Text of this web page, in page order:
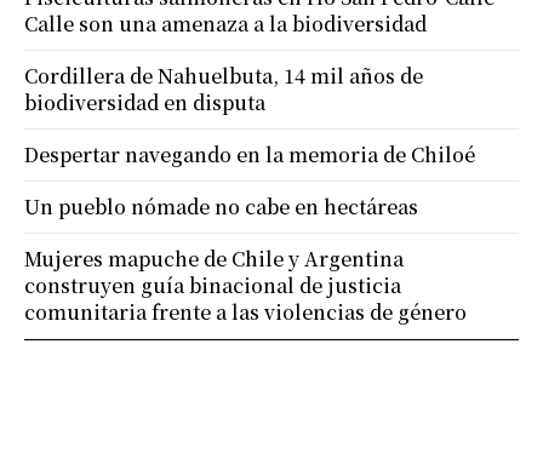
Calle son una amenaza a la biodiversidad
Cordillera de Nahuelbuta, 14 mil años de
biodiversidad en disputa
Despertar navegando en la memoria de Chiloé
Un pueblo nómade no cabe en hectáreas
Mujeres mapuche de Chile y Argentina
construyen guía binacional de justicia
comunitaria frente a las violencias de género